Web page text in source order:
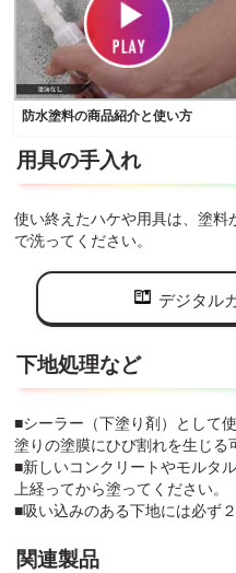
防水塗料の商品紹介と使い方
用具の手入れ
使い終えたハケや用具は、塗料
で洗ってください。
デジタル
下地処理など
■シーラー（下塗り剤）として
塗りの塗膜にひび割れを生じる
■新しいコンクリートやモルタ
上経ってから塗ってください。
■吸い込みのある下地には必ず
関連製品